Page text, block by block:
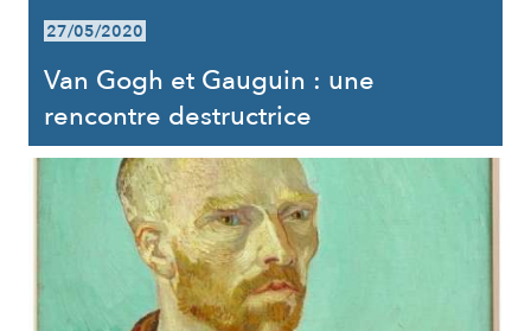
27/05/2020
Van Gogh et Gauguin : une
rencontre destructrice